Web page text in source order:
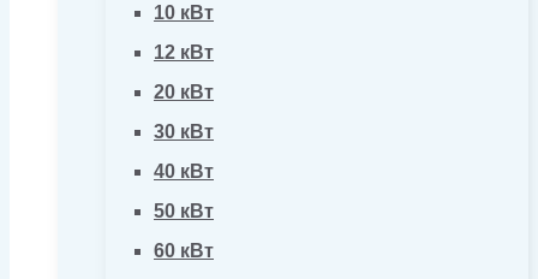
10 кВт
12 кВт
20 кВт
30 кВт
40 кВт
50 кВт
60 кВт